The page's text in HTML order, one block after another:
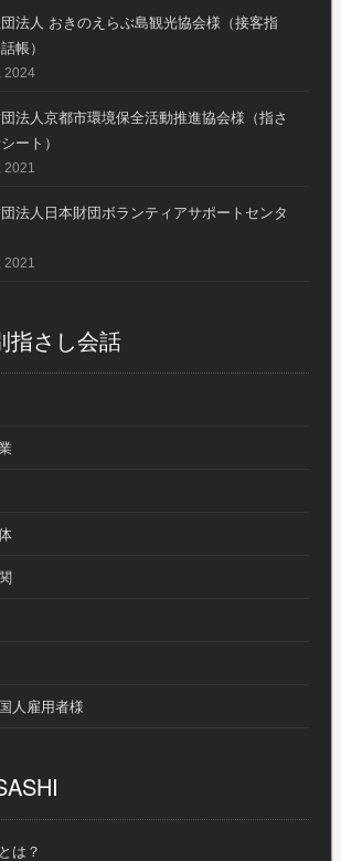
法人 おきのえらぶ島観光協会様（接客指
帳）
2024
法人京都市環境保全活動推進協会様（指さ
ート）
2021
法人日本財団ボランティアサポートセンタ
2021
指さし会話
人雇用者様
は？